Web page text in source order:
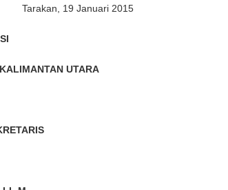
Tarakan, 19 Januari 2015
UTARA